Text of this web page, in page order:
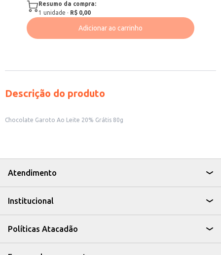
Resumo da compra:
1 unidade · R$ 0,00
Adicionar ao carrinho
Descrição do produto
Chocolate Garoto Ao Leite 20% Grátis 80g
Atendimento
Institucional
Políticas Atacadão